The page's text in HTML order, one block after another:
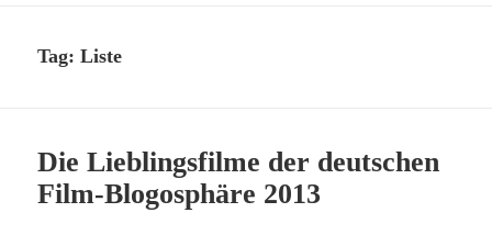
Tag:Liste
Die Lieblingsfilme der deutschen
Film-Blogosphäre 2013